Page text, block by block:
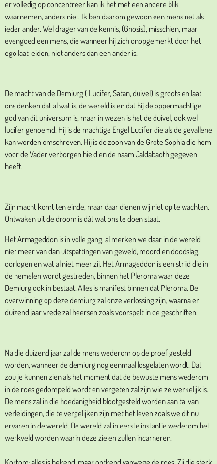
er volledig op concentreer kan ik het met een andere blik
waarnemen, anders niet. Ik ben daarom gewoon een mens net als
ieder ander. Wel drager van de kennis, (Gnosis), misschien, maar
evengoed een mens, die wanneer hij zich onopgemerkt door het
ego laat leiden, niet anders dan een ander is.
De macht van de Demiurg ( Lucifer, Satan, duivel) is groots en laat
ons denken dat al wat is, de wereld is en dat hij de oppermachtige
god van dit universum is, maar in wezen is het de duivel, ook wel
lucifer genoemd. Hij is de machtige Engel Lucifer die als de gevallene
kan worden omschreven. Hij is de zoon van de Grote Sophia die hem
voor de Vader verborgen hield en de naam Jaldabaoth gegeven
heeft.
Zijn macht komt ten einde, maar daar dienen wij niet op te wachten.
Ontwaken uit de droom is dát wat ons te doen staat.
Het Armageddon is in volle gang, al merken we daar in de wereld
niet meer van dan uitspattingen van geweld, moord en doodslag,
oorlogen en wat al niet meer zij. Het Armageddon is een strijd die in
de hemelen wordt gestreden, binnen het Pleroma waar deze
Demiurg ook in bestaat. Alles is manifest binnen dat Pleroma. De
overwinning op deze demiurg zal onze verlossing zijn, waarna er
duizend jaar vrede zal heersen zoals voorspelt in de geschriften.
Na die duizend jaar zal de mens wederom op de proef gesteld
worden, wanneer de demiurg nog eenmaal losgelaten wordt. Dat
zou je kunnen zien als het moment dat de bewuste mens wederom
in de roes gedompeld wordt en vergeten zal zijn wie ze werkelijk is.
De mens zal in die hoedanigheid blootgesteld worden aan tal van
verleidingen, die te vergelijken zijn met het leven zoals we dit nu
ervaren in de wereld. De wereld zal in eerste instantie wederom het
werkveld worden waarin deze zielen zullen incarneren.